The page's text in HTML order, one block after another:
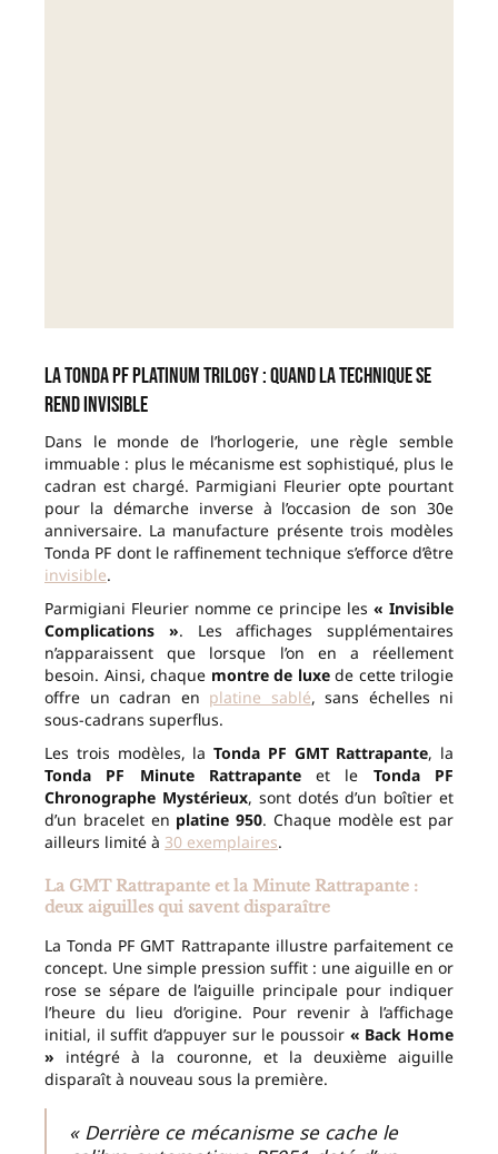
La Tonda PF Platinum Trilogy : quand la technique se
rend invisible
Dans le monde de l’horlogerie, une règle semble
immuable : plus le mécanisme est sophistiqué, plus le
cadran est chargé. Parmigiani Fleurier opte pourtant
pour la démarche inverse à l’occasion de son 30e
anniversaire. La manufacture présente trois modèles
Tonda PF dont le raffinement technique s’efforce d’être
invisible.
Parmigiani Fleurier nomme ce principe les « Invisible
Complications ». Les affichages supplémentaires
n’apparaissent que lorsque l’on en a réellement
besoin. Ainsi, chaque montre de luxede cette trilogie
offre un cadran en platine sablé, sans échelles ni
sous-cadrans superflus.
Les trois modèles, la Tonda PF GMT Rattrapante, la
Tonda PF Minute Rattrapanteet le Tonda PF
Chronographe Mystérieux, sont dotés d’un boîtier et
d’un bracelet en platine 950. Chaque modèle est par
ailleurs limité à 30 exemplaires.
La GMT Rattrapante et la Minute Rattrapante :
deux aiguilles qui savent disparaître
La Tonda PF GMT Rattrapante illustre parfaitement ce
concept. Une simple pression suffit : une aiguille en or
rose se sépare de l’aiguille principale pour indiquer
l’heure du lieu d’origine. Pour revenir à l’affichage
initial, il suffit d’appuyer sur le poussoir « Back Home
» intégré à la couronne, et la deuxième aiguille
disparaît à nouveau sous la première.
« Derrière ce mécanisme se cache le